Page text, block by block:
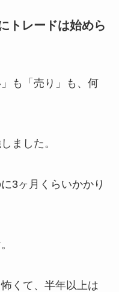
トレードは始めら
も「売り」も、何
ました。
3ヶ月くらいかかり
くて、半年以上は